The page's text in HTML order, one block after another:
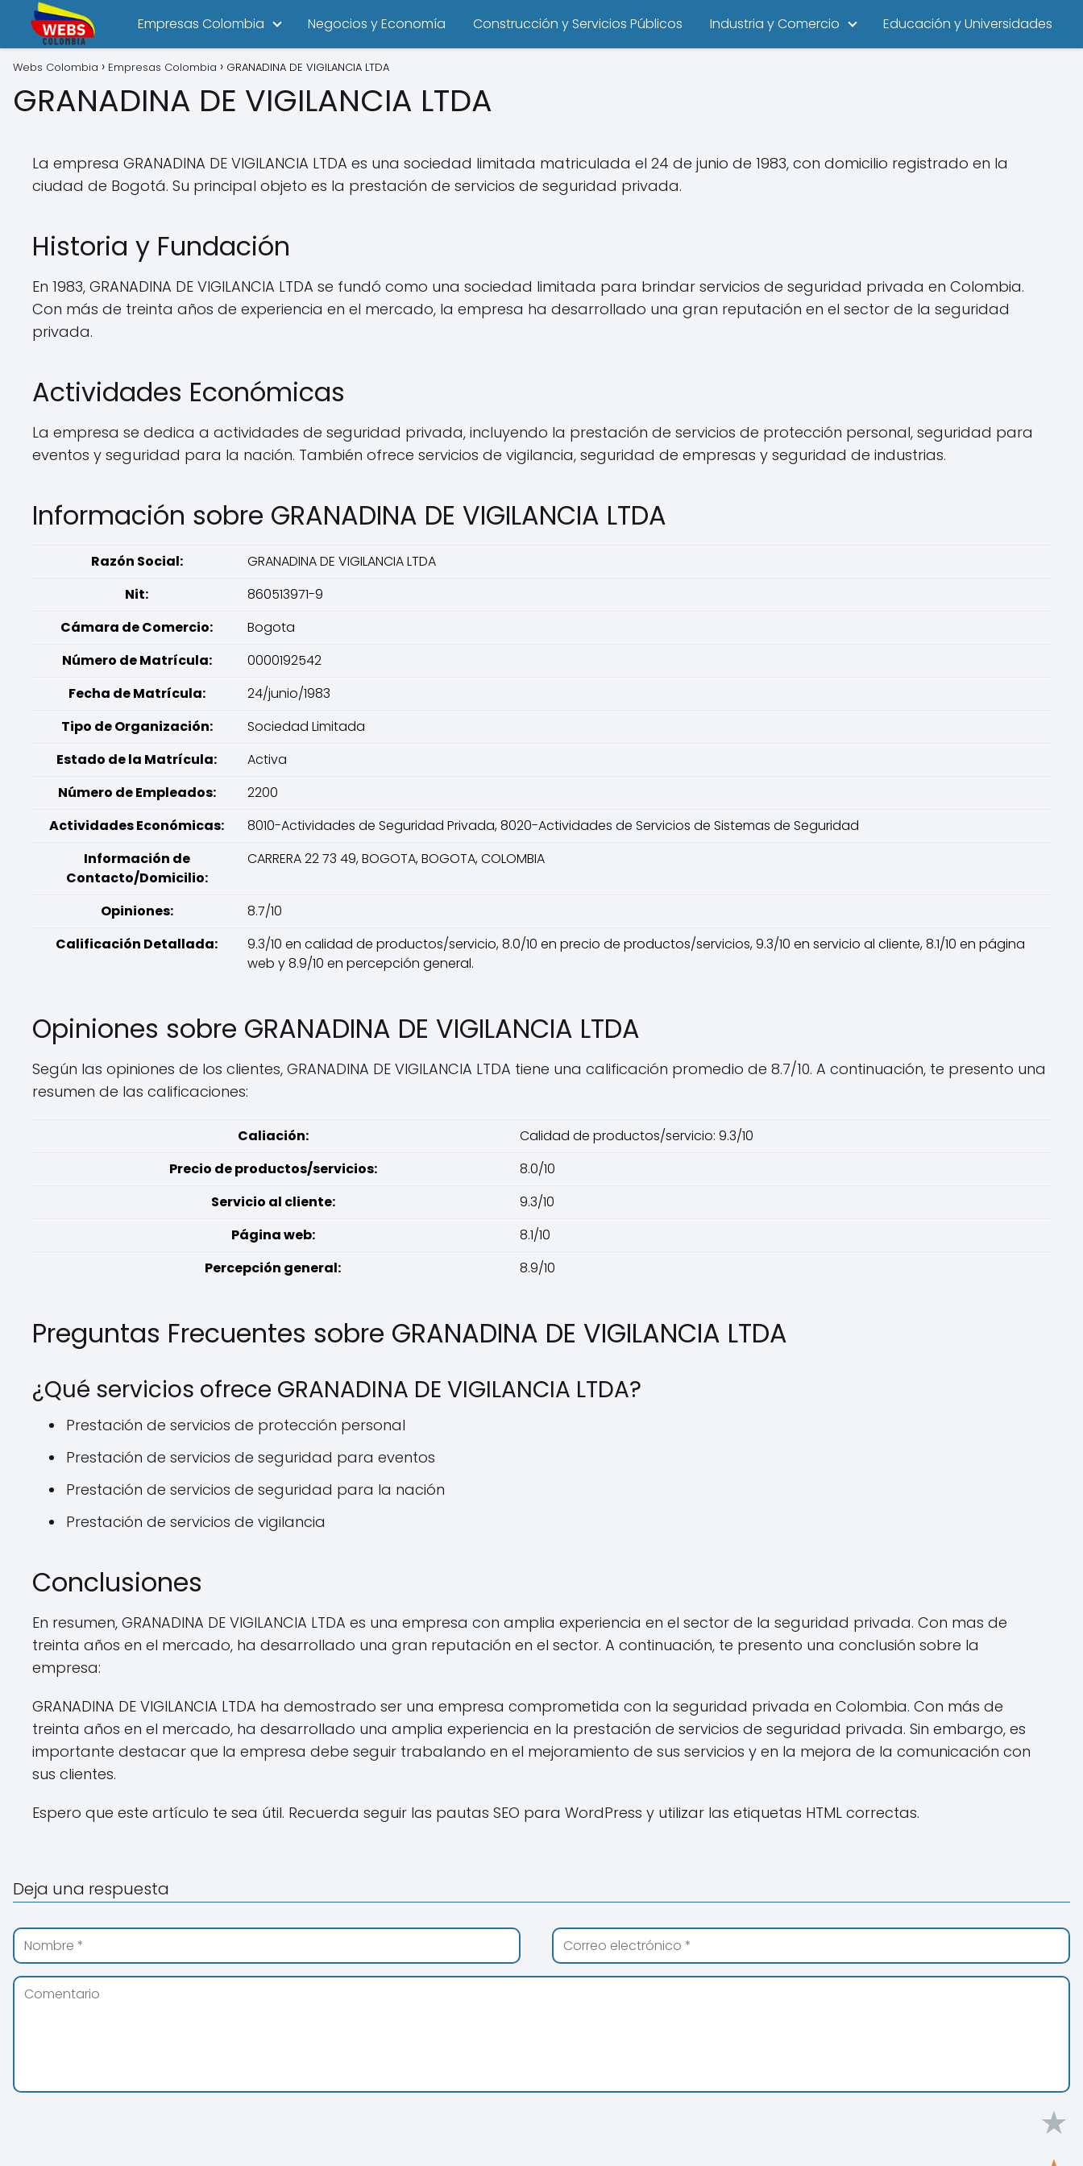
Empresas Colombia Negocios y Economía Construcción y Servicios Públicos Industria y Comercio Educación y Universidades
Webs Colombia Empresas Colombia GRANADINA DE VIGILANCIA LTDA
GRANADINA DE VIGILANCIA LTDA
La empresa GRANADINA DE VIGILANCIA LTDA es una sociedad limitada matriculada el 24 de junio de 1983, con domicilio registrado en la
ciudad de Bogotá. Su principal objeto es la prestación de servicios de seguridad privada.
Historia y Fundación
En 1983, GRANADINA DE VIGILANCIA LTDA se fundó como una sociedad limitada para brindar servicios de seguridad privada en Colombia.
Con más de treinta años de experiencia en el mercado, la empresa ha desarrollado una gran reputación en el sector de la seguridad
privada.
Actividades Económicas
La empresa se dedica a actividades de seguridad privada, incluyendo la prestación de servicios de protección personal, seguridad para
eventos y seguridad para la nación. También ofrece servicios de vigilancia, seguridad de empresas y seguridad de industrias.
Información sobre GRANADINA DE VIGILANCIA LTDA
Razón Social:
GRANADINA DE VIGILANCIA LTDA
Nit:
860513971-9
Cámara de Comercio:
Bogota
Número de Matrícula:
0000192542
Fecha de Matrícula:
24/junio/1983
Tipo de Organización:
Sociedad Limitada
Estado de la Matrícula:
Activa
Número de Empleados:
2200
Actividades Económicas:
8010-Actividades de Seguridad Privada, 8020-Actividades de Servicios de Sistemas de Seguridad
Información de
Contacto/Domicilio:
CARRERA 22 73 49, BOGOTA, BOGOTA, COLOMBIA
Opiniones:
8.7/10
Calificación Detallada:
9.3/10 en calidad de productos/servicio, 8.0/10 en precio de productos/servicios, 9.3/10 en servicio al cliente, 8.1/10 en página
web y 8.9/10 en percepción general.
Opiniones sobre GRANADINA DE VIGILANCIA LTDA
Según las opiniones de los clientes, GRANADINA DE VIGILANCIA LTDA tiene una calificación promedio de 8.7/10. A continuación, te presento una
resumen de las calificaciones:
Caliación:
Calidad de productos/servicio: 9.3/10
Precio de productos/servicios:
8.0/10
Servicio al cliente:
9.3/10
Página web:
8.1/10
Percepción general:
8.9/10
Preguntas Frecuentes sobre GRANADINA DE VIGILANCIA LTDA
¿Qué servicios ofrece GRANADINA DE VIGILANCIA LTDA?
Prestación de servicios de protección personal
Prestación de servicios de seguridad para eventos
Prestación de servicios de seguridad para la nación
Prestación de servicios de vigilancia
Conclusiones
En resumen, GRANADINA DE VIGILANCIA LTDA es una empresa con amplia experiencia en el sector de la seguridad privada. Con mas de
treinta años en el mercado, ha desarrollado una gran reputación en el sector. A continuación, te presento una conclusión sobre la
empresa:
GRANADINA DE VIGILANCIA LTDA ha demostrado ser una empresa comprometida con la seguridad privada en Colombia. Con más de
treinta años en el mercado, ha desarrollado una amplia experiencia en la prestación de servicios de seguridad privada. Sin embargo, es
importante destacar que la empresa debe seguir trabalando en el mejoramiento de sus servicios y en la mejora de la comunicación con
sus clientes.
Espero que este artículo te sea útil. Recuerda seguir las pautas SEO para WordPress y utilizar las etiquetas HTML correctas.
Deja una respuesta
★